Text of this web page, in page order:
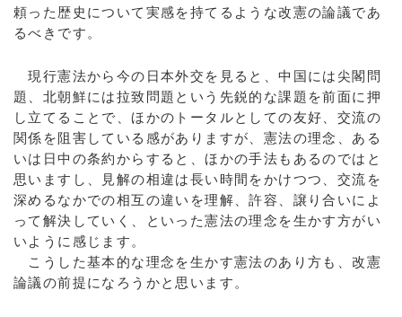
頼った歴史について実感を持てるような改憲の論議であ
るべきです。
現行憲法から今の日本外交を見ると、中国には尖閣問
題、北朝鮮には拉致問題という先鋭的な課題を前面に押
し立てることで、ほかのトータルとしての友好、交流の
関係を阻害している感がありますが、憲法の理念、ある
いは日中の条約からすると、ほかの手法もあるのではと
思いますし、見解の相違は長い時間をかけつつ、交流を
深めるなかでの相互の違いを理解、許容、譲り合いによ
って解決していく、といった憲法の理念を生かす方がい
いように感じます。
こうした基本的な理念を生かす憲法のあり方も、改憲
論議の前提になろうかと思います。